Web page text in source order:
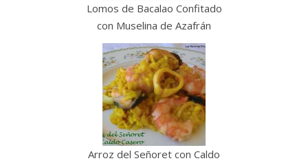
Lomos de Bacalao Confitado
con Muselina de Azafrán
Arroz del Señoret con Caldo